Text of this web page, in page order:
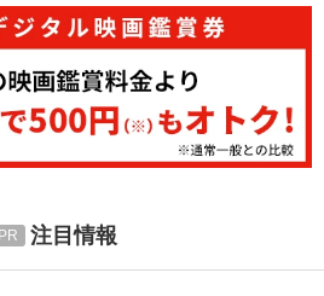
注目情報